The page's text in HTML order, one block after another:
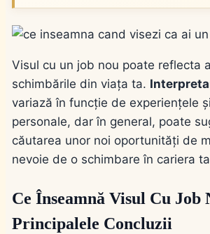
Visul cu un job nou poate reflecta
schimbările din viața ta.
variază în funcție de experiențele
personale, dar în general, poate
căutarea unor noi oportunități de
nevoie de o schimbare în cariera
Ce Înseamnă Visul Cu Job
Principalele Concluzii